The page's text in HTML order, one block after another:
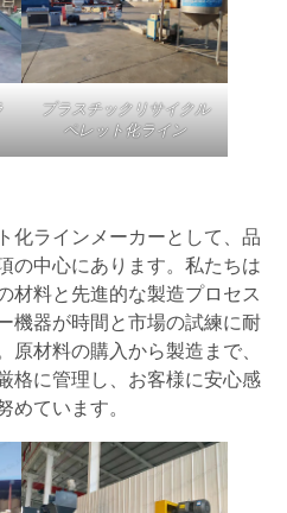
プラスチックリサイクル
ペレット化ライン
化ラインメーカーとして、品
の中心にあります。私たちは
材料と先進的な製造プロセス
機器が時間と市場の試練に耐
材料の購入から製造まで、
格に管理し、お客様に安心感
ています。